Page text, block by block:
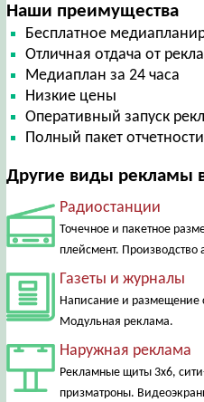
Наши преимущества
Бесплатное
Отличная отдача от
Медиаплан за 24 часа
Низкие цены
Оперативный запуск
Полный пакет отчетности
Другие виды рекламы
Радиостанции
Точечное и пакетное
плейсмент. Производство
Газеты и журналы
Написание и размещение
Модульная реклама.
Наружная реклама
Рекламные щиты 3х6,
призматроны.